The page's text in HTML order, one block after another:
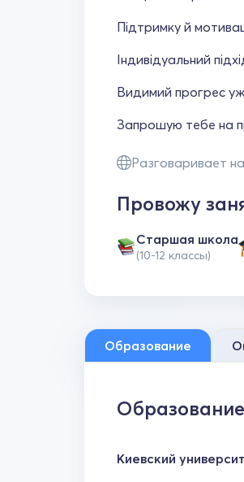
Підтримку й
Індивідуальний
Видимий прогрес
Запрошую тебе на
Разговаривает
Провожу
Cтаршая школа
(10-12 классы)
Образование
Образование
Киевский